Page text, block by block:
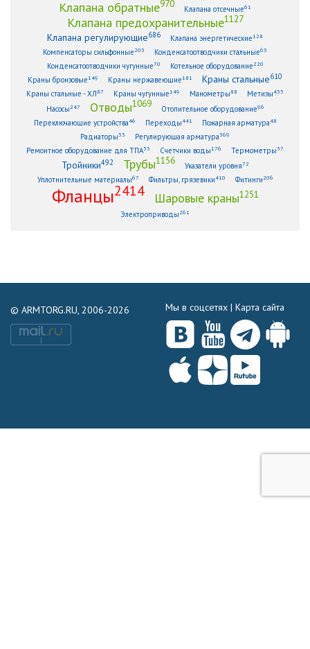
Клапана обратные970 Клапана отсечные61
Клапана предохранительные1127
Клапана регулирующие686 Клапана энергетические128
Компенсаторы сильфонные 203 Конденсатоотводчики стальные63
Конденсатоотводчики чугунные70 Котельное оборудование 220
Краны бронзовые149 Краны нержавеющие181 Краны стальные610
Краны стальные - ХЛ87 Краны чугунные149 Манометры88 Метизы433
Насосы 247 Отводы1069 Отопительное оборудование96
Переключающие устройства46 Переходы441 Пожарная арматура48
Радиаторы33 Регулирующая арматура369
Ремонтное оборудование для ТПА53 Счетчики воды176 Термометры 57
Тройники492 Трубы1156 Указатели уровня72
Уплотнительные материалы67 Фильтры, грязевики410 Фитинги 206
Фланцы2414 Шаровые краны1251
Электроприводы 261
© ARMTORG.RU, 2006-2026 Мы в соцсетях | Карта сайта